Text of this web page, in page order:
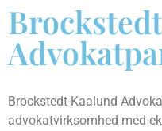
Brockstedt-Kaalund
advokatvirksomhed med